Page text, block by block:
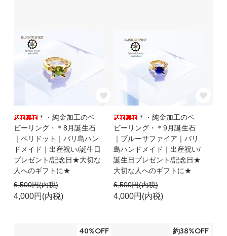
＊・純金加工のベ
ビーリング・＊8月誕生石
｜ペリドット｜バリ島ハン
ドメイド｜出産祝い/誕生日
プレゼント/記念日★大切な
人へのギフトに★
6,500円(内税)
4,000円(内税)
＊・純金加工のベ
ビーリング・＊9月誕生石
｜ブルーサファイア｜バリ
島ハンドメイド｜出産祝い/
誕生日プレゼント/記念日★
大切な人へのギフトに★
6,500円(内税)
4,000円(内税)
40%OFF 約38%OFF